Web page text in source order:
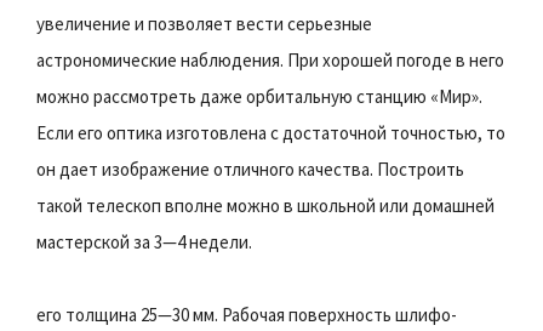
увеличение и позволяет вести серьезные
астрономические наблюдения. При хорошей погоде в него
можно рассмотреть даже орбитальную станцию «Мир».
Если его оптика изготовлена с достаточной точностью, то
он дает изображение отличного качества. Построить
такой телескоп вполне можно в школьной или домашней
мастерской за 3—4 недели.
его толщина 25—30 мм. Рабочая поверхность шлифо-